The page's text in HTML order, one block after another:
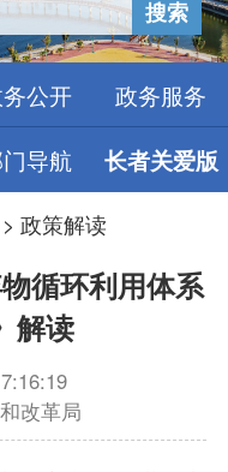
搜索
公开
政务服务
导航 长者关爱版
>政策解读
循环利用体系
解读
改革局